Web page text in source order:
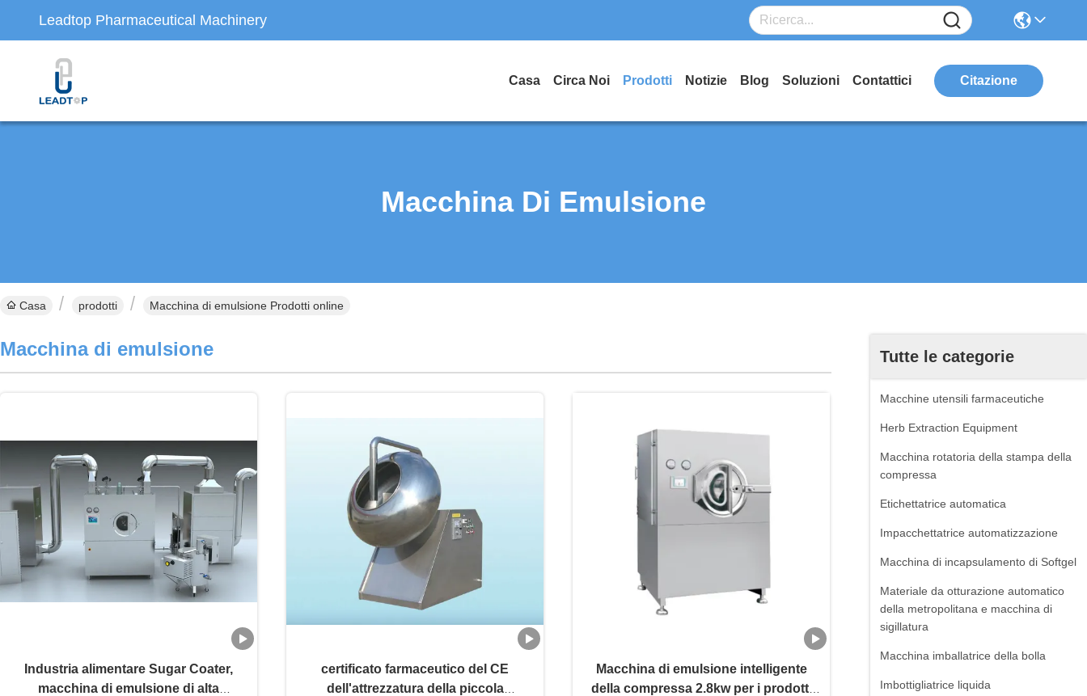
Leadtop Pharmaceutical Machinery
Casa Circa Noi Prodotti Notizie Blog Soluzioni Contattici Citazione
Macchina Di Emulsione
Casa prodotti Macchina di emulsione Prodotti online
Tutte le categorie
Macchine utensili farmaceutiche
Herb Extraction Equipment
Macchina rotatoria della stampa della
compressa
Etichettatrice automatica
Impacchettatrice automatizzazione
Macchina di incapsulamento di Softgel
Materiale da otturazione automatico
della metropolitana e macchina di
sigillatura
Macchina imballatrice della bolla
Imbottigliatrice liquida
Macchina di emulsione
Industria alimentare Sugar Coater,
macchina di emulsione di alta
certificato farmaceutico del CE
dell'attrezzatura della piccola
Macchina di emulsione intelligente
della compressa 2.8kw per i prodotti